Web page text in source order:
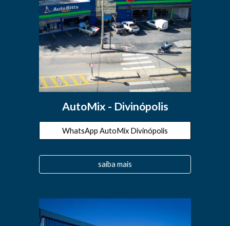
AutoMix - Divinópolis
WhatsApp AutoMix Divinópolis
saiba mais